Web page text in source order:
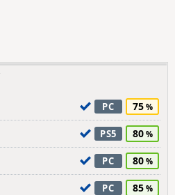
PC 75
PS5 80
PC 80
PC 85